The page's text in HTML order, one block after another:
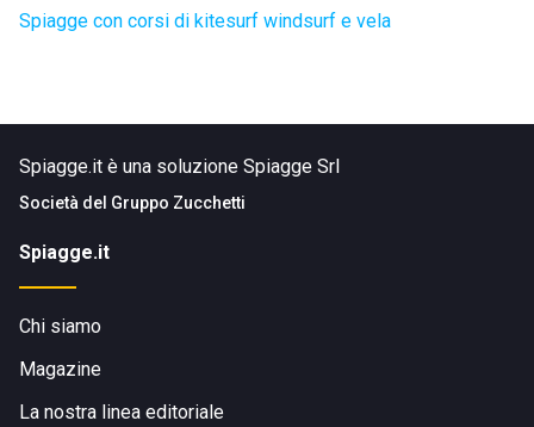
Spiagge con corsi di kitesurf windsurf e vela
Spiagge.it è una soluzione Spiagge Srl
Società del Gruppo Zucchetti
Spiagge.it
Chi siamo
Magazine
La nostra linea editoriale